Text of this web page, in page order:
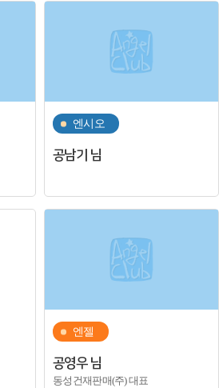
엔시오
공남기 님
엔젤
공영우 님
동성건재판매(주) 대표